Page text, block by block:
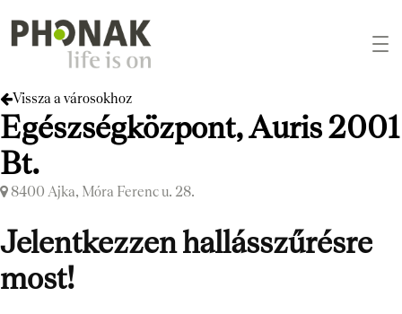
Vissza a városokhoz
Egészségközpont, Auris 2001
Bt.
8400 Ajka, Móra Ferenc u. 28.
Jelentkezzen hallásszűrésre
most!